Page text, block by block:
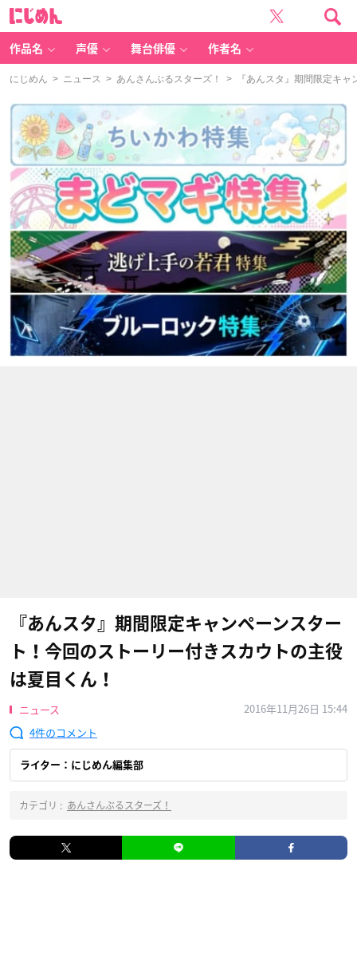
作品名 声優 舞台俳優 作者名
にじめん > ニュース > あんさんぶるスターズ！ > 『あんスタ』期間限定キャ
『あんスタ』期間限定キャンペーンスター
ト！今回のストーリー付きスカウトの主役
は夏目くん！
ニュース
2016年11月26日 15:44
4
ライター：にじめん編集部
カテゴリ : あんさんぶるスターズ！